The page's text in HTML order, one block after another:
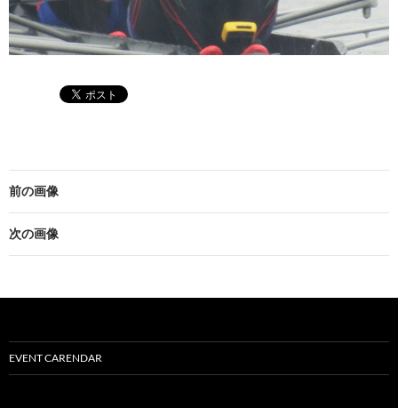
前の画像
次の画像
EVENT CARENDAR